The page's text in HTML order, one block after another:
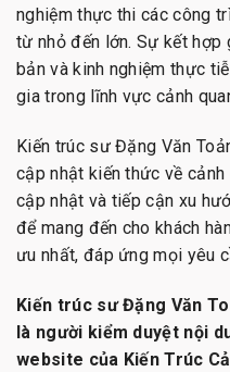
nghiệm thực thi các công
từ nhỏ đến lớn. Sự kết
bản và kinh nghiệm thực
gia trong lĩnh vực cảnh
Kiến trúc sư Đặng Văn
cập nhật kiến thức về cảnh
cập nhật và tiếp cận xu
để mang đến cho khách
ưu nhất, đáp ứng mọi yêu
Kiến trúc sư Đặng Văn
là người kiểm duyệt nội
website của Kiến Trúc